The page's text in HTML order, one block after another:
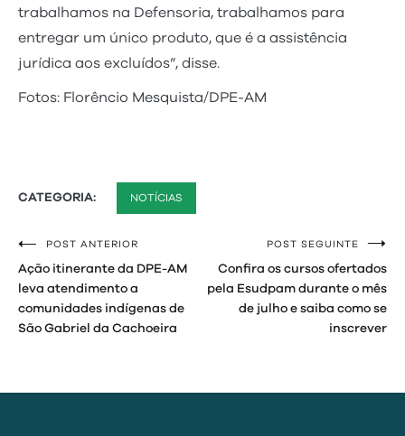
trabalhamos na Defensoria, trabalhamos para
entregar um único produto, que é a assistência
jurídica aos excluídos”, disse.
Fotos: Florêncio Mesquista/DPE-AM
CATEGORIA: NOTÍCIAS
Navegação
de
Post
POST ANTERIOR
Ação itinerante da DPE-AM
leva atendimento a
comunidades indígenas de
São Gabriel da Cachoeira
POST SEGUINTE
Confira os cursos ofertados
pela Esudpam durante o mês
de julho e saiba como se
inscrever